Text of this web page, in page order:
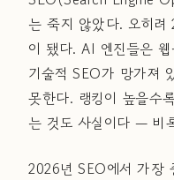
는 죽지 않았다. 오히려
이 됐다. AI 엔진들은
기술적 SEO가 망가져
못한다. 랭킹이 높을수
는 것도 사실이다 — 비
2026년 SEO에서 가장